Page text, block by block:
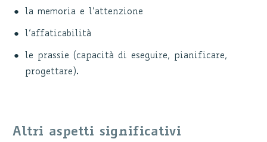
la memoria e l’attenzione
l’affaticabilità
le prassie (capacità di eseguire, pianificare,
progettare).
Altri aspetti significativi